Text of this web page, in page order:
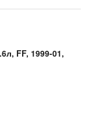
FF, 1999-01,